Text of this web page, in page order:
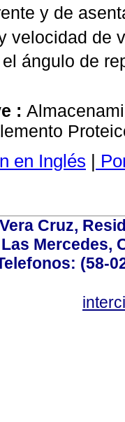
y de
velocidad de
ángulo de
:
en Inglés |
Cruz,
Las Mercedes,
(58-